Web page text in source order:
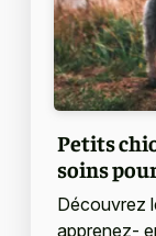
Petits
soins
Découvrez
apprenez-